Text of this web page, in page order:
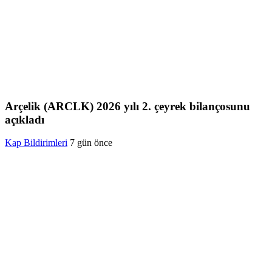
Arçelik (ARCLK) 2026 yılı 2. çeyrek bilançosunu
açıkladı
Kap Bildirimleri 7 gün önce